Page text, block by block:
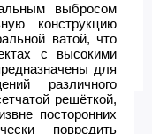
выбросом
конструкцию
ватой, что
с высокими
для
различного
решёткой,
посторонних
повредить